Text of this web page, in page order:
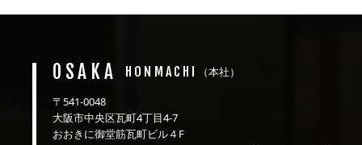
OSAKA HONMACHI （本社）
〒541-0048
大阪市中央区瓦町4丁目4-7
おおきに御堂筋瓦町ビル４F